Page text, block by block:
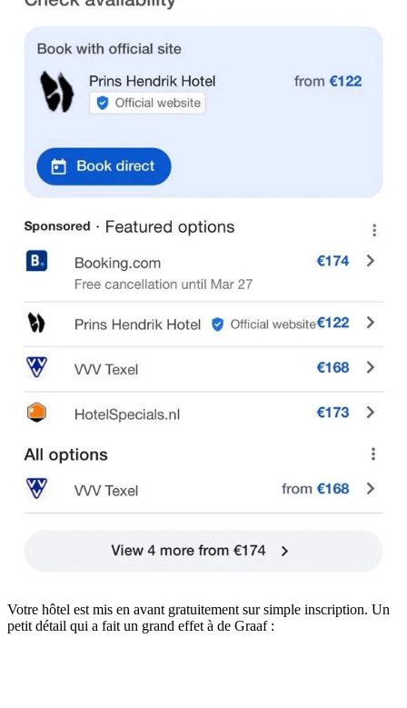
Votre hôtel est mis en avant gratuitement sur simple inscription. Un
petit détail qui a fait un grand effet à de Graaf :